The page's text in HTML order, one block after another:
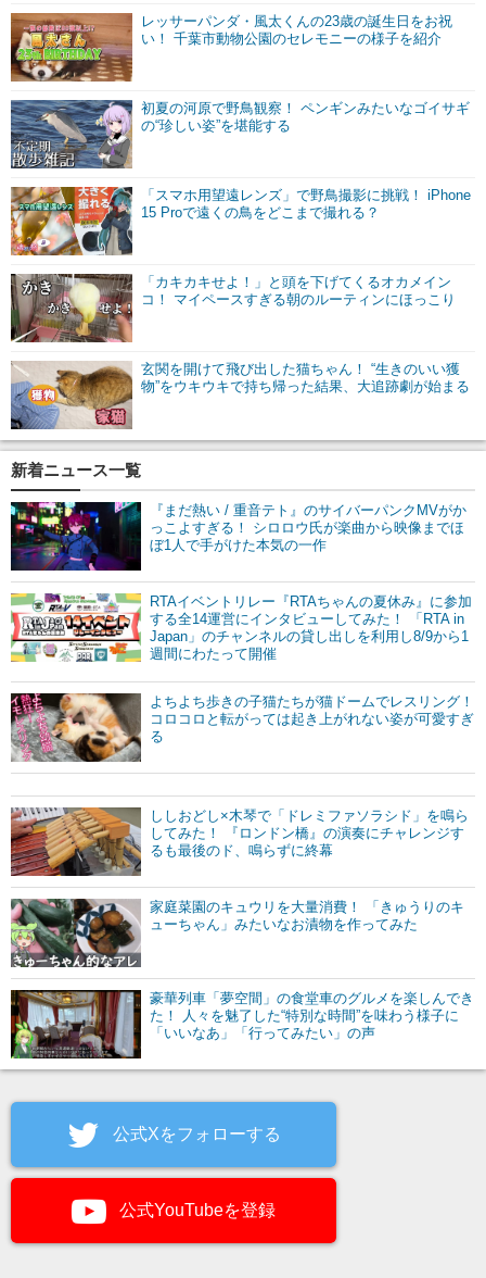
レッサーパンダ・風太くんの23歳の誕生日をお祝
い！ 千葉市動物公園のセレモニーの様子を紹介
初夏の河原で野鳥観察！ ペンギンみたいなゴイサギ
の“珍しい姿”を堪能する
「スマホ用望遠レンズ」で野鳥撮影に挑戦！ iPhone
15 Proで遠くの鳥をどこまで撮れる？
「カキカキせよ！」と頭を下げてくるオカメイン
コ！ マイペースすぎる朝のルーティンにほっこり
玄関を開けて飛び出した猫ちゃん！ “生きのいい獲
物”をウキウキで持ち帰った結果、大追跡劇が始まる
新着ニュース一覧
『まだ熱い / 重音テト』のサイバーパンクMVがか
っこよすぎる！ シロロウ氏が楽曲から映像までほ
ぼ1人で手がけた本気の一作
RTAイベントリレー『RTAちゃんの夏休み』に参加
する全14運営にインタビューしてみた！ 「RTA in
Japan」のチャンネルの貸し出しを利用し8/9から1
週間にわたって開催
よちよち歩きの子猫たちが猫ドームでレスリング！
コロコロと転がっては起き上がれない姿が可愛すぎ
る
ししおどし×木琴で「ドレミファソラシド」を鳴ら
してみた！ 『ロンドン橋』の演奏にチャレンジす
るも最後のド、鳴らずに終幕
家庭菜園のキュウリを大量消費！ 「きゅうりのキ
ューちゃん」みたいなお漬物を作ってみた
豪華列車「夢空間」の食堂車のグルメを楽しんでき
た！ 人々を魅了した“特別な時間”を味わう様子に
「いいなあ」「行ってみたい」の声
公式Xをフォローする
公式YouTubeを登録